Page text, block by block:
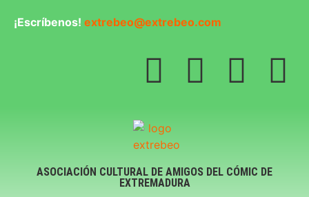
¡Escríbenos! extrebeo@extrebeo.com
ASOCIACIÓN CULTURAL DE AMIGOS DEL CÓMIC DE
EXTREMADURA